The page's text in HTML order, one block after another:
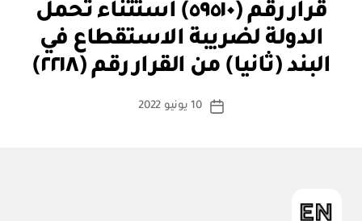
قرار رقم (٥٩٥١٠) استثناء تحمل
الدولة لضريبة الاستقطاع في
البند (ثانيا) من القرار رقم (٢٢١٨)
كاتب
بو
ا
س
ة
تاريخ
10 يونيو 2022